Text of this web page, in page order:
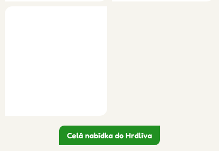
Celá nabídka do Hrdlíva